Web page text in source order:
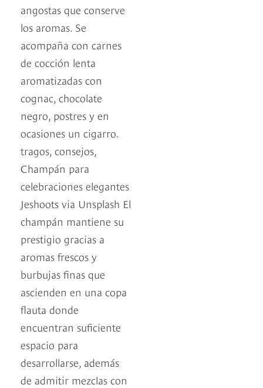
angostas que conserve
los aromas. Se
acompaña con carnes
de cocción lenta
aromatizadas con
cognac, chocolate
negro, postres y en
ocasiones un cigarro.
tragos, consejos,
Champán para
celebraciones elegantes
Jeshoots via Unsplash El
champán mantiene su
prestigio gracias a
aromas frescos y
burbujas finas que
ascienden en una copa
flauta donde
encuentran suficiente
espacio para
desarrollarse, además
de admitir mezclas con